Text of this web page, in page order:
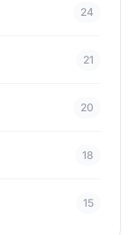
24
21
20
18
15